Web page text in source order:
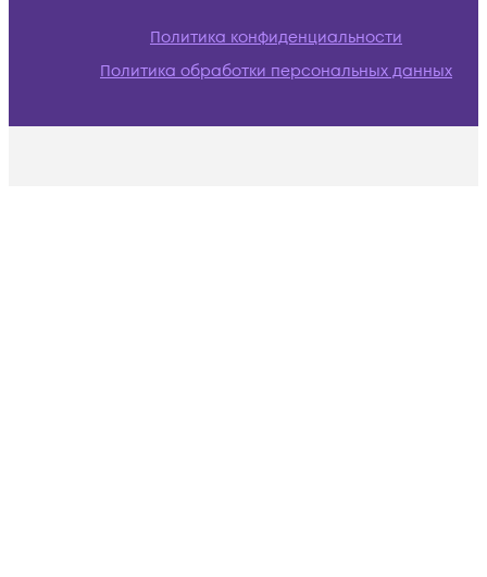
Политика конфиденциальности
Политика обработки персональных данных